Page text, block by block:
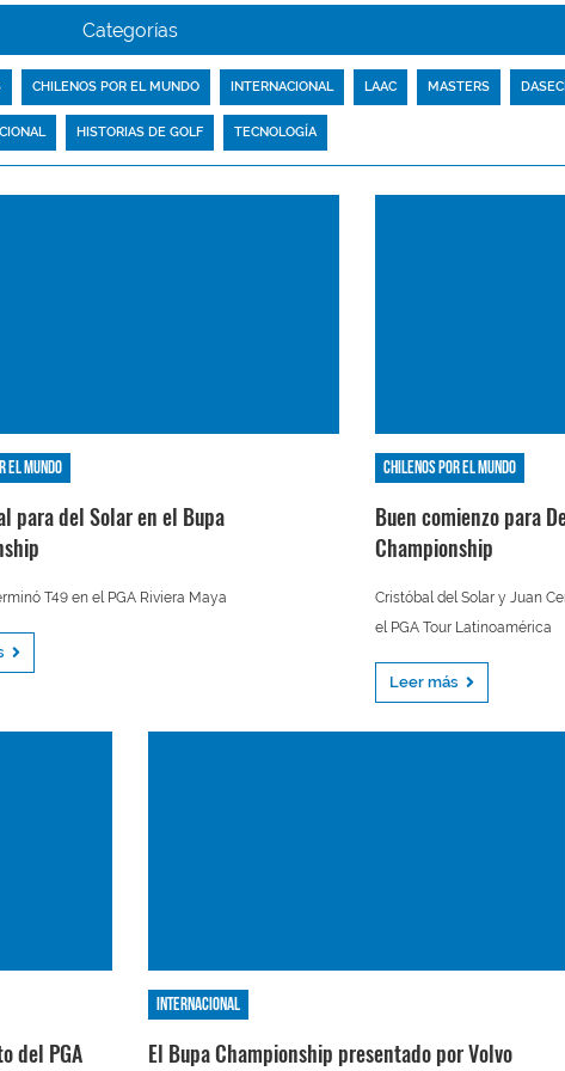
Categorías
CHILENOS POR EL MUNDO INTERNACIONAL LAAC MASTERS
HISTORIAS DE GOLF TECNOLOGÍA
el mundo
para del Solar en el Bupa
T49 en el PGA Riviera Maya
Chilenos por el mundo
Buen comienzo para
Championship
Cristóbal del Solar y Juan
el PGA Tour Latinoamérica
Leer más
del PGA
Internacional
El Bupa Championship presentado por Volvo